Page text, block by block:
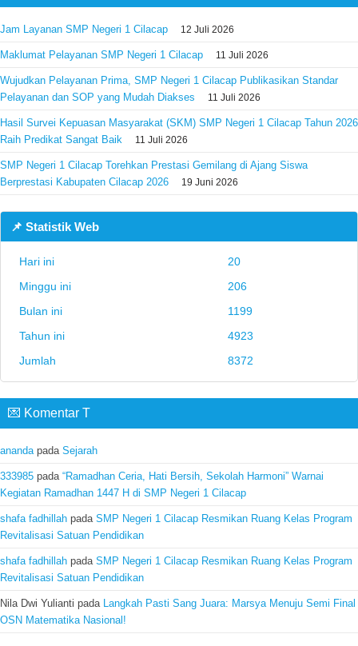
Jam Layanan SMP Negeri 1 Cilacap 12 Juli 2026
Maklumat Pelayanan SMP Negeri 1 Cilacap 11 Juli 2026
Wujudkan Pelayanan Prima, SMP Negeri 1 Cilacap Publikasikan Standar
Pelayanan dan SOP yang Mudah Diakses
11 Juli 2026
Hasil Survei Kepuasan Masyarakat (SKM) SMP Negeri 1 Cilacap Tahun 2026
Raih Predikat Sangat Baik
11 Juli 2026
SMP Negeri 1 Cilacap Torehkan Prestasi Gemilang di Ajang Siswa
Berprestasi Kabupaten Cilacap 2026
19 Juni 2026
📌 Statistik Web
Hari ini
20
Minggu ini
206
Bulan ini
1199
Tahun ini
4923
Jumlah
8372
💌 Komentar T
ananda pada Sejarah
333985 pada “Ramadhan Ceria, Hati Bersih, Sekolah Harmoni” Warnai
Kegiatan Ramadhan 1447 H di SMP Negeri 1 Cilacap
shafa fadhillah pada SMP Negeri 1 Cilacap Resmikan Ruang Kelas Program
Revitalisasi Satuan Pendidikan
shafa fadhillah pada SMP Negeri 1 Cilacap Resmikan Ruang Kelas Program
Revitalisasi Satuan Pendidikan
Nila Dwi Yulianti pada
Langkah Pasti Sang Juara: Marsya Menuju Semi Final
OSN Matematika Nasional!